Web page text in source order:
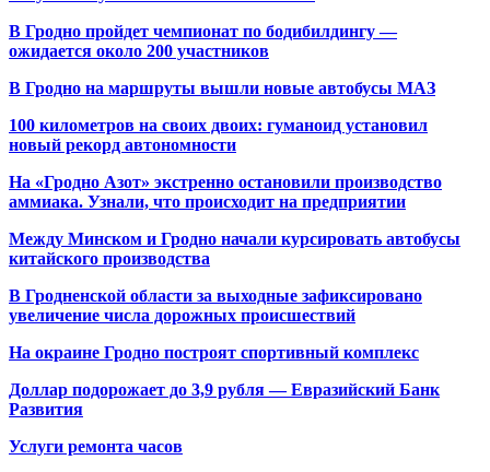
В Гродно пройдет чемпионат по бодибилдингу —
ожидается около 200 участников
В Гродно на маршруты вышли новые автобусы МАЗ
100 километров на своих двоих: гуманоид установил
новый рекорд автономности
На «Гродно Азот» экстренно остановили производство
аммиака. Узнали, что происходит на предприятии
Между Минском и Гродно начали курсировать автобусы
китайского производства
В Гродненской области за выходные зафиксировано
увеличение числа дорожных происшествий
На окраине Гродно построят спортивный комплекс
Доллар подорожает до 3,9 рубля — Евразийский Банк
Развития
Услуги ремонта часов